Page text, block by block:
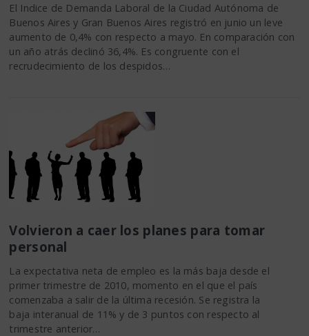
El Indice de Demanda Laboral de la Ciudad Autónoma de
Buenos Aires y Gran Buenos Aires registró en junio un leve
aumento de 0,4% con respecto a mayo. En comparación con
un año atrás declinó 36,4%. Es congruente con el
recrudecimiento de los despidos…
Volvieron a caer los planes para tomar
personal
La expectativa neta de empleo es la más baja desde el
primer trimestre de 2010, momento en el que el país
comenzaba a salir de la última recesión. Se registra la
baja interanual de 11% y de 3 puntos con respecto al
trimestre anterior…